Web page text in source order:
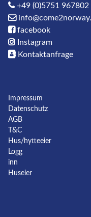
+49 (0)5751 967802
facebook
Instagram
Kontaktanfrage
Impressum
Datenschutz
AGB
T&C
Hus/hytteeier
Logg
inn
Huseier